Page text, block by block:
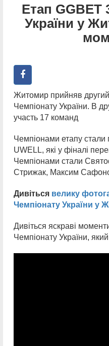
Етап GGBET
України у
Житомир прийняв
Чемпіонату України. В
участь 17 команд
Чемпіонами етапу стали
UWELL, які у фіналі
Чемпіонами стали
Стрижак, Максим
Дивіться велику
Чемпіонату України у
Дивіться яскраві
Чемпіонату України,